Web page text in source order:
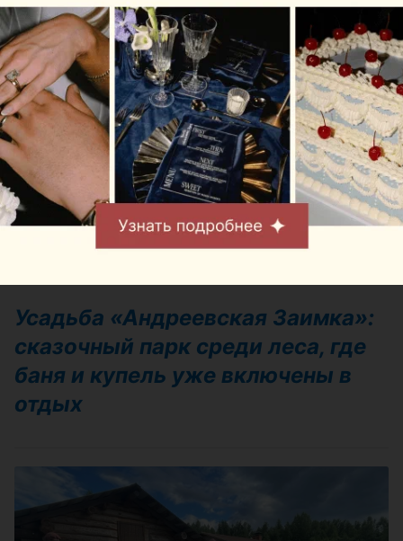
конференц-зал на 140 мест: 90 рублей
за час;
комната переговоров на 20 мест: 30
рублей за час;
обзорная экскурсия без
сопровождения: 5 рублей.
Адрес:
Минский район, район д.
Ельница
Бронирование:+375 29 777-09-75
Усадьба «Андреевская Заимка»:
сказочный парк среди леса, где
баня и купель уже включены в
отдых